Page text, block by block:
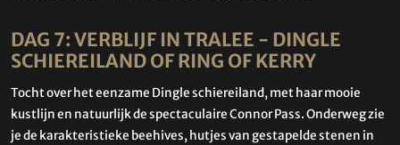
DAG 7: VERBLIJF IN TRALEE - DINGLE
SCHIEREILAND OF RING OF KERRY
Tocht over het eenzame Dingle schiereiland, met haar mooie
kustlijn en natuurlijk de spectaculaire Connor Pass. Onderweg zie
je de karakteristieke beehives, hutjes van gestapelde stenen in